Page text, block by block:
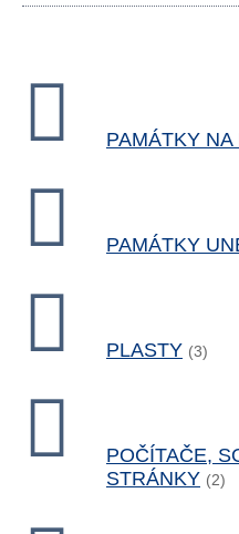
PAMÁTKY
PAMÁTKY
PLASTY (3)
POČÍTAČE,
STRÁNKY (2)